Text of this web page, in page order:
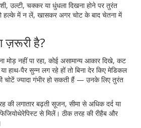
उल्टी, चक्कर या धुंधला दिखना होने पर तुरंत
हल्के में न लें, खासकर अगर चोट के बाद चेतना में
ज़रूरी है?
मोड़ नहीं पा रहा, कोई असामान्य आकार दिखे, कट
हाथ-पैर सुन्न लग रहे हों तो बिना देर किए मेडिकल
चोटें ज्यादा गंभीर हो सकती हैं — उनके लिए तुरंत
की लगातार बढ़ती सूजन, सीमा से अधिक दर्द या
से मिलें। ठीक तरह की रीहैब और